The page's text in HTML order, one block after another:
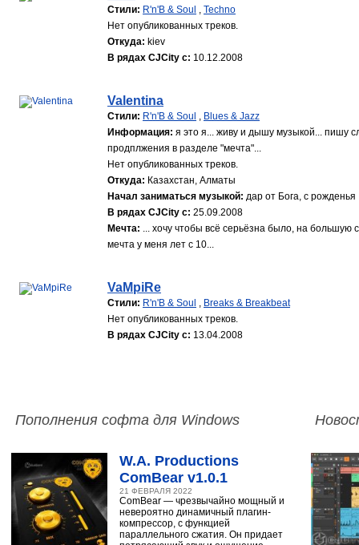
Стили: R'n'B & Soul , Techno
Нет опубликованных треков.
Откуда: kiev
В рядах CJCity с: 10.12.2008
Valentina
Стили: R'n'B & Soul , Blues & Jazz
Информация: я это я... живу и дышу музыкой... пишу
продплжения в разделе "мечта"...
Нет опубликованных треков.
Откуда: Казахстан, Алматы
Начал заниматься музыкой: дар от Бога, с рожденья
В рядах CJCity с: 25.09.2008
Мечта: ... хочу чтобы всё серьёзна было, на большую
мечта у меня лет с 10...
VaMpiRe
Стили: R'n'B & Soul , Breaks & Breakbeat
Нет опубликованных треков.
В рядах CJCity с: 13.04.2008
Пополнения софта для Windows
W.A. Productions
ComBear v1.0.1
21 ФЕВРАЛЯ 2022
ComBear — чрезвычайно мощный и
невероятно динамичный плагин-
компрессор, с функцией
параллельного сжатия. Он придает